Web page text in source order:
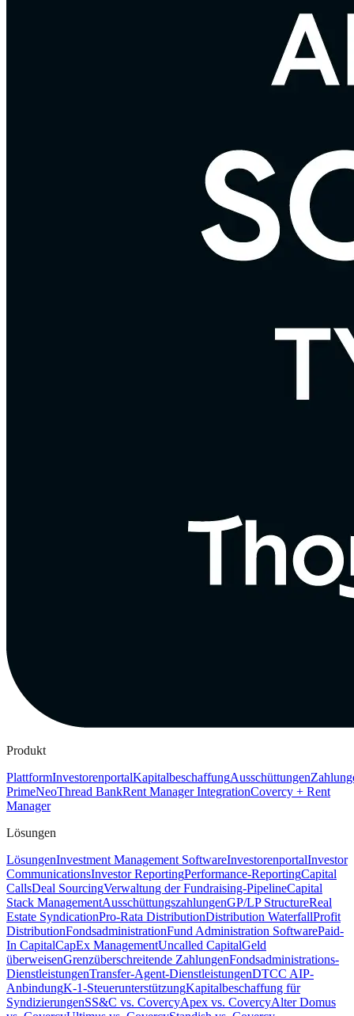
Produkt
PlattformInvestorenportalKapitalbeschaffungAusschüttungen
PrimeNeoThread BankRent Manager IntegrationCovercy + Rent
Manager
Lösungen
LösungenInvestment Management SoftwareInvestorenportalInvestor
CommunicationsInvestor ReportingPerformance-ReportingCapital
CallsDeal SourcingVerwaltung der Fundraising-PipelineCapital
Stack ManagementAusschüttungszahlungenGP/LP StructureReal
Estate SyndicationPro-Rata DistributionDistribution WaterfallProfit
DistributionFondsadministrationFund Administration SoftwarePaid-
In CapitalCapEx ManagementUncalled CapitalGeld
überweisenGrenzüberschreitende ZahlungenFondsadministrations-
DienstleistungenTransfer-Agent-DienstleistungenDTCC AIP-
AnbindungK-1-SteuerunterstützungKapitalbeschaffung für
SyndizierungenSS&C vs. CovercyApex vs. CovercyAlter Domus